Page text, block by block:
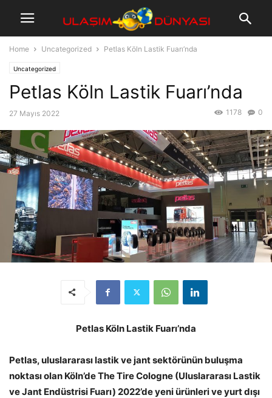
Home Uncategorized Petlas Köln Lastik Fuarı’nda
Uncategorized
Petlas Köln Lastik Fuarı’nda
27 Mayıs 2022 0
1178
Petlas Köln Lastik Fuarı’nda
Petlas, uluslararası lastik ve jant sektörünün buluşma
noktası olan Köln’de The Tire Cologne (Uluslararası Lastik
ve Jant Endüstrisi Fuarı) 2022’de yeni ürünleri ve yurt dışı